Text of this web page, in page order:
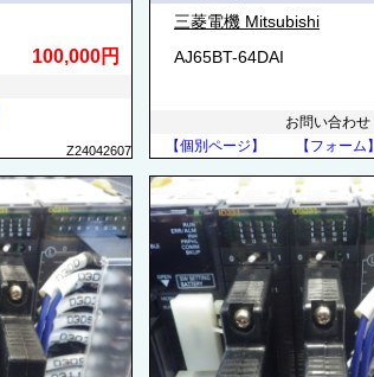
100,000円
Z24042607
三菱電機 Mitsubishi
AJ65BT-64DAI
お問い合わせ
【個別ページ】
【フォーム】